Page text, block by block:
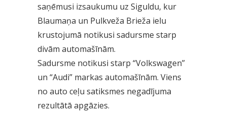
saņēmusi izsaukumu uz Siguldu, kur
Blaumaņa un Pulkveža Brieža ielu
krustojumā notikusi sadursme starp
divām automašīnām.
Sadursme notikusi starp “Volkswagen”
un “Audi” markas automašīnām. Viens
no auto ceļu satiksmes negadījuma
rezultātā apgāzies.